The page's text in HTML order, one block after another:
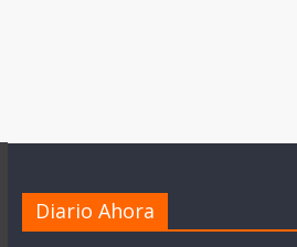
Diario Ahora